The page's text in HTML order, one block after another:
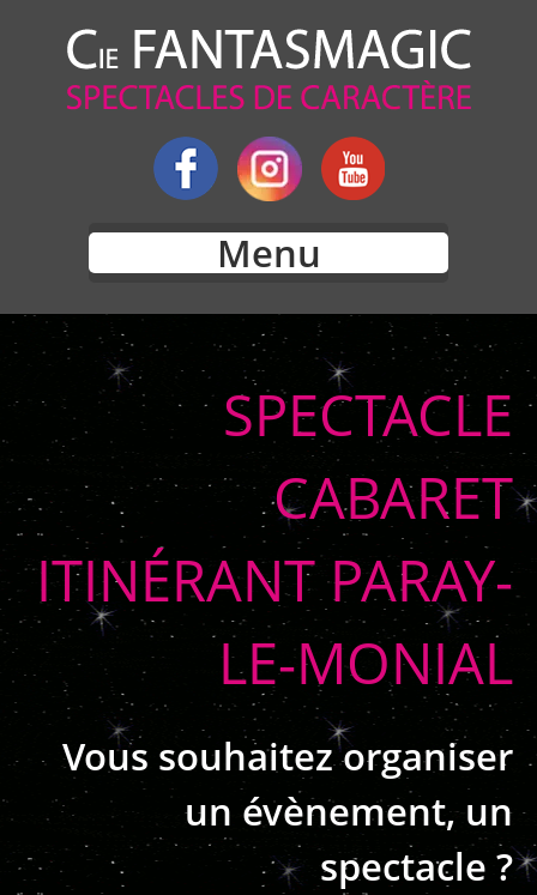
Menu
SPECTACLE
CABARET
ITINÉRANT PARAY-
LE-MONIAL
Vous souhaitez organiser
un évènement, un
spectacle ?